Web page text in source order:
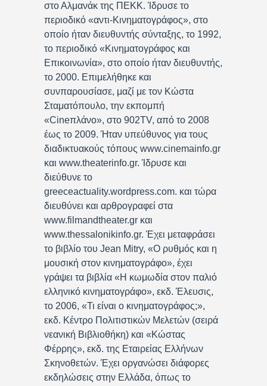
στο Αλμανάκ της ΠΕΚΚ. Ίδρυσε το
περιοδικό «αντι-Κινηματογράφος», στο
οποίο ήταν διευθυντής σύνταξης, το 1992,
το περιοδικό «Κινηματογράφος και
Επικοινωνία», στο οποίο ήταν διευθυντής,
το 2000. Επιμελήθηκε και
συνπαρουσίασε, μαζί με τον Κώστα
Σταματόπουλο, την εκπομπή
«Cineπλάνο», στο 902TV, από το 2008
έως το 2009. Ήταν υπεύθυνος για τους
διαδικτυακούς τόπους www.cinemainfo.gr
και www.theaterinfo.gr. Ίδρυσε και
διεύθυνε το
greeceactuality.wordpress.com. και τώρα
διευθύνει και αρθρογραφεί στα
www.filmandtheater.gr και
www.thessalonikinfo.gr. Έχει μεταφράσει
το βιβλίο του Jean Mitry, «Ο ρυθμός και η
μουσική στον κινηματογράφο», έχει
γράψει τα βιβλία «Η κωμωδία στον παλιό
ελληνικό κινηματογράφο», εκδ. Έλευσις,
το 2006, «Τι είναι ο κινηματογράφος;»,
εκδ. Κέντρο Πολιτιστικών Μελετών (σειρά
νεανική Βιβλιοθήκη) και «Κώστας
Φέρρης», εκδ. της Εταιρείας Ελλήνων
Σκηνοθετών. Έχει οργανώσει διάφορες
εκδηλώσεις στην Ελλάδα, όπως το